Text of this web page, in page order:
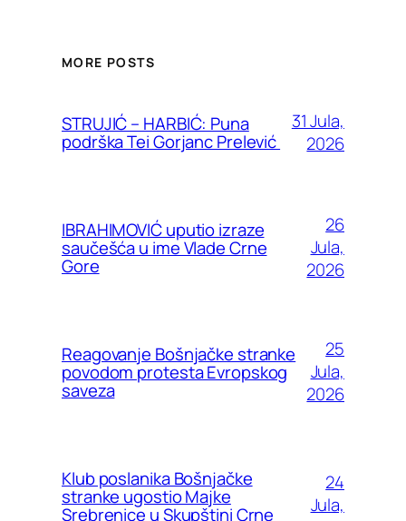
MORE POSTS
STRUJIĆ – HARBIĆ: Puna
podrška Tei Gorjanc Prelević
31 Jula,
2026
IBRAHIMOVIĆ uputio izraze
saučešća u ime Vlade Crne
Gore
26
Jula,
2026
Reagovanje Bošnjačke stranke
povodom protesta Evropskog
saveza
25
Jula,
2026
Klub poslanika Bošnjačke
stranke ugostio Majke
Srebrenice u Skupštini Crne
24
Jula,